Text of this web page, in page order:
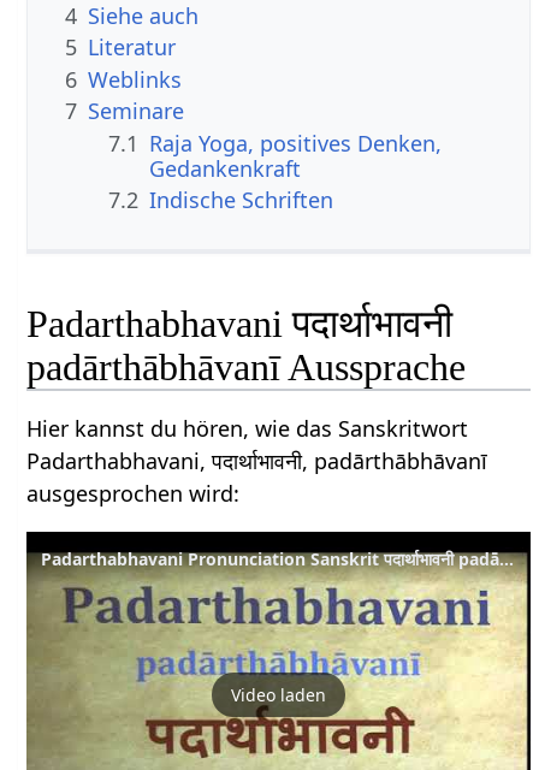
4 Siehe auch
5 Literatur
6 Weblinks
7 Seminare
7.1 Raja Yoga, positives Denken,
Gedankenkraft
7.2 Indische Schriften
Padarthabhavani पदार्थाभावनी
padārthābhāvanī Aussprache
Hier kannst du hören, wie das Sanskritwort
Padarthabhavani, पदार्थाभावनी, padārthābhāvanī
ausgesprochen wird:
Padarthabhavani Pronunciation Sanskrit पदार्थाभावनी padārthābhāvanī
Video laden